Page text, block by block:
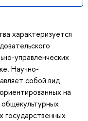
характеризуется
управленческих
Научно-
собой вид
на
государственных